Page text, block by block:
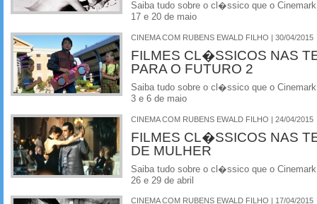
Saiba tudo sobre o cl�ssico que o
17 e 20 de maio
CINEMA COM RUBENS EWALD FILHO | 30/04/2015
FILMES CL�SSICOS NAS
PARA O FUTURO 2
Saiba tudo sobre o cl�ssico que o
3 e 6 de maio
CINEMA COM RUBENS EWALD FILHO | 24/04/2015
FILMES CL�SSICOS NAS
DE MULHER
Saiba tudo sobre o cl�ssico que o
26 e 29 de abril
CINEMA COM RUBENS EWALD FILHO | 17/04/2015